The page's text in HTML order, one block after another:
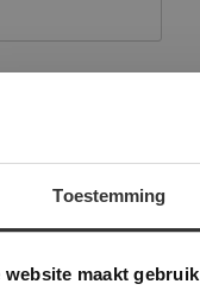
Toestemming
website maaktDeze
onze